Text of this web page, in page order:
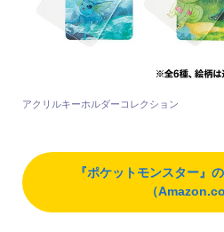
アクリルキーホルダーコレクション
『ポケットモンスター』
（